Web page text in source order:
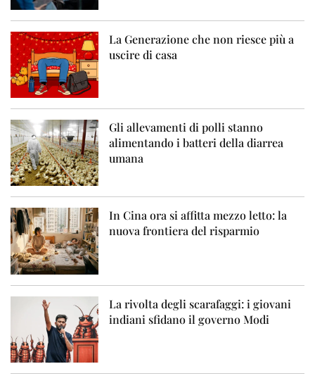
La Generazione che non riesce più a
uscire di casa
Gli allevamenti di polli stanno
alimentando i batteri della diarrea
umana
In Cina ora si affitta mezzo letto: la
nuova frontiera del risparmio
La rivolta degli scarafaggi: i giovani
indiani sfidano il governo Modi